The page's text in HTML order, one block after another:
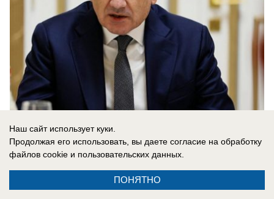
07.08.2026
Наш сайт использует куки.
Продолжая его использовать, вы даете согласие на обработку
файлов cookie и пользовательских данных.
ПОНЯТНО